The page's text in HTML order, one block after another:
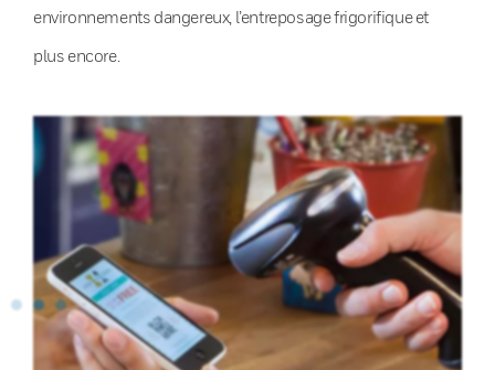
environnements dangereux, l’entreposage frigorifique et
plus encore.